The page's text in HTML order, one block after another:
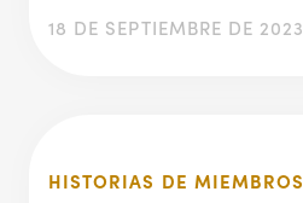
18 DE SEPTIEMBRE DE 2023
HISTORIAS DE MIEMBROS